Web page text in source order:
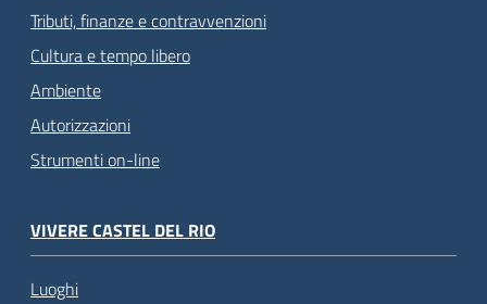
Tributi, finanze e contravvenzioni
Cultura e tempo libero
Ambiente
Autorizzazioni
Strumenti on-line
VIVERE CASTEL DEL RIO
Luoghi